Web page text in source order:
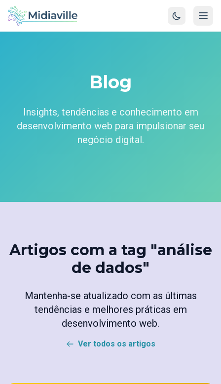
Blog
Insights, tendências e conhecimento em
desenvolvimento web para impulsionar seu
negócio digital.
Artigos com a tag "análise
de dados"
Mantenha-se atualizado com as últimas
tendências e melhores práticas em
desenvolvimento web.
Ver todos os artigos